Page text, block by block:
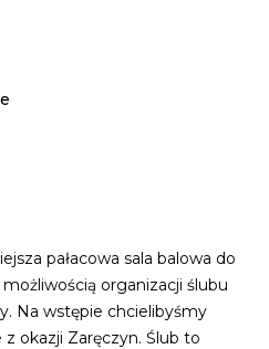
pałacowa sala balowa do
organizacji ślubu
Na wstępie chcielibyśmy
okazji Zaręczyn. Ślub to